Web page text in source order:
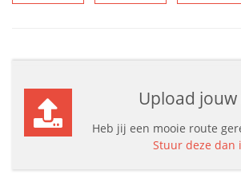
Upload
Heb jij een mooie route
Stuur deze dan